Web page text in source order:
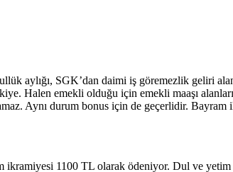
aylığı, SGK’dan daimi iş göremezlik geliri
Halen emekli olduğu için emekli maaşı
Aynı durum bonus için de geçerlidir.
1100 TL olarak ödeniyor. Dul ve